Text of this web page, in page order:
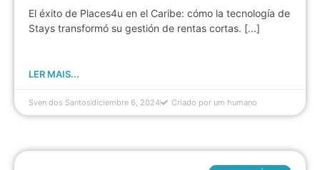
El éxito de Places4u en el Caribe: cómo la tecnología de
Stays transformó su gestión de rentas cortas. [...]
LER MAIS...
Sven dos Santosdiciembre 6, 2024 Criado por um humano